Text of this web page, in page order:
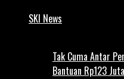
SKI News
Tak Cuma Antar
Bantuan Rp123